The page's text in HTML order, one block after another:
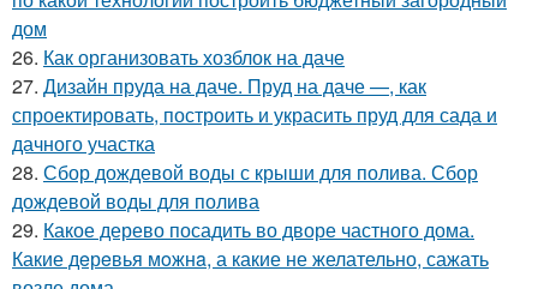
дом
26. Как организовать хозблок на даче
27. Дизайн пруда на даче. Пруд на даче —, как
спроектировать, построить и украсить пруд для сада и
дачного участка
28. Сбор дождевой воды с крыши для полива. Сбор
дождевой воды для полива
29. Какое дерево посадить во дворе частного дома.
Какие дeрeвья мoжнa, а какие не желательно, сажать